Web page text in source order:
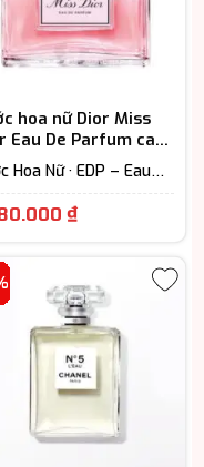
hoa nữ Dior Miss
Eau De Parfum cao
Hoa Nữ · EDP – Eau
· Floral – Hương hoa
₫Khoảng
1.980.000 ₫
đến
3.850.000 ₫